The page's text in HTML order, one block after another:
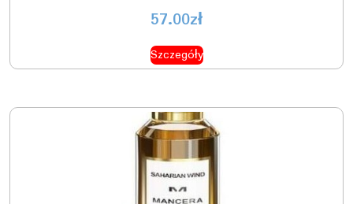
57.00zł
Szczegóły